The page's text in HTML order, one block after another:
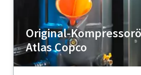
Original-
Atlas Copco